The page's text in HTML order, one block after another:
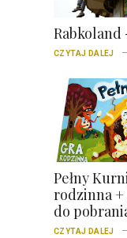
Rabkoland
CZYTAJ DALEJ
Pełny
rodzinna
do
CZYTAJ DALEJ